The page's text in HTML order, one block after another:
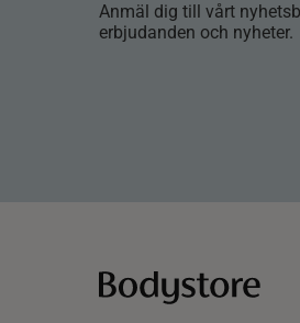
Anmäl dig till vårt
erbjudanden och nyheter.